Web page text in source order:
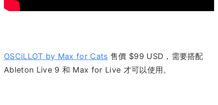
OSCiLLOT by Max for Cats 售價 $99 USD，需要搭配
Ableton Live 9 和 Max for Live 才可以使用。